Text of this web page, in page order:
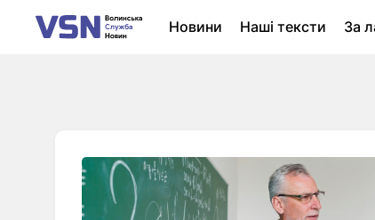
Новини Наші тексти За